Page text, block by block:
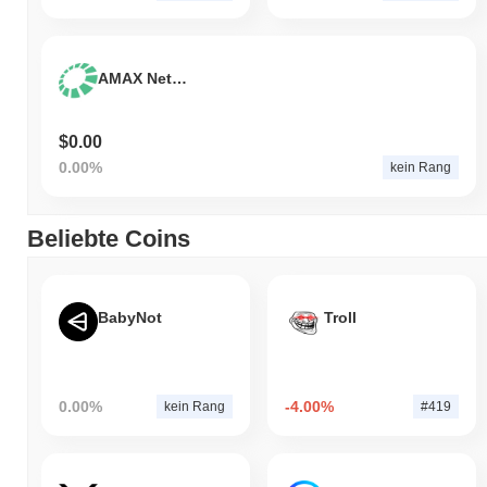
AMAX Network
$0.00
0.00% kein Rang
Beliebte Coins
BabyNot
0.00% kein Rang
Troll
-4.00% #419